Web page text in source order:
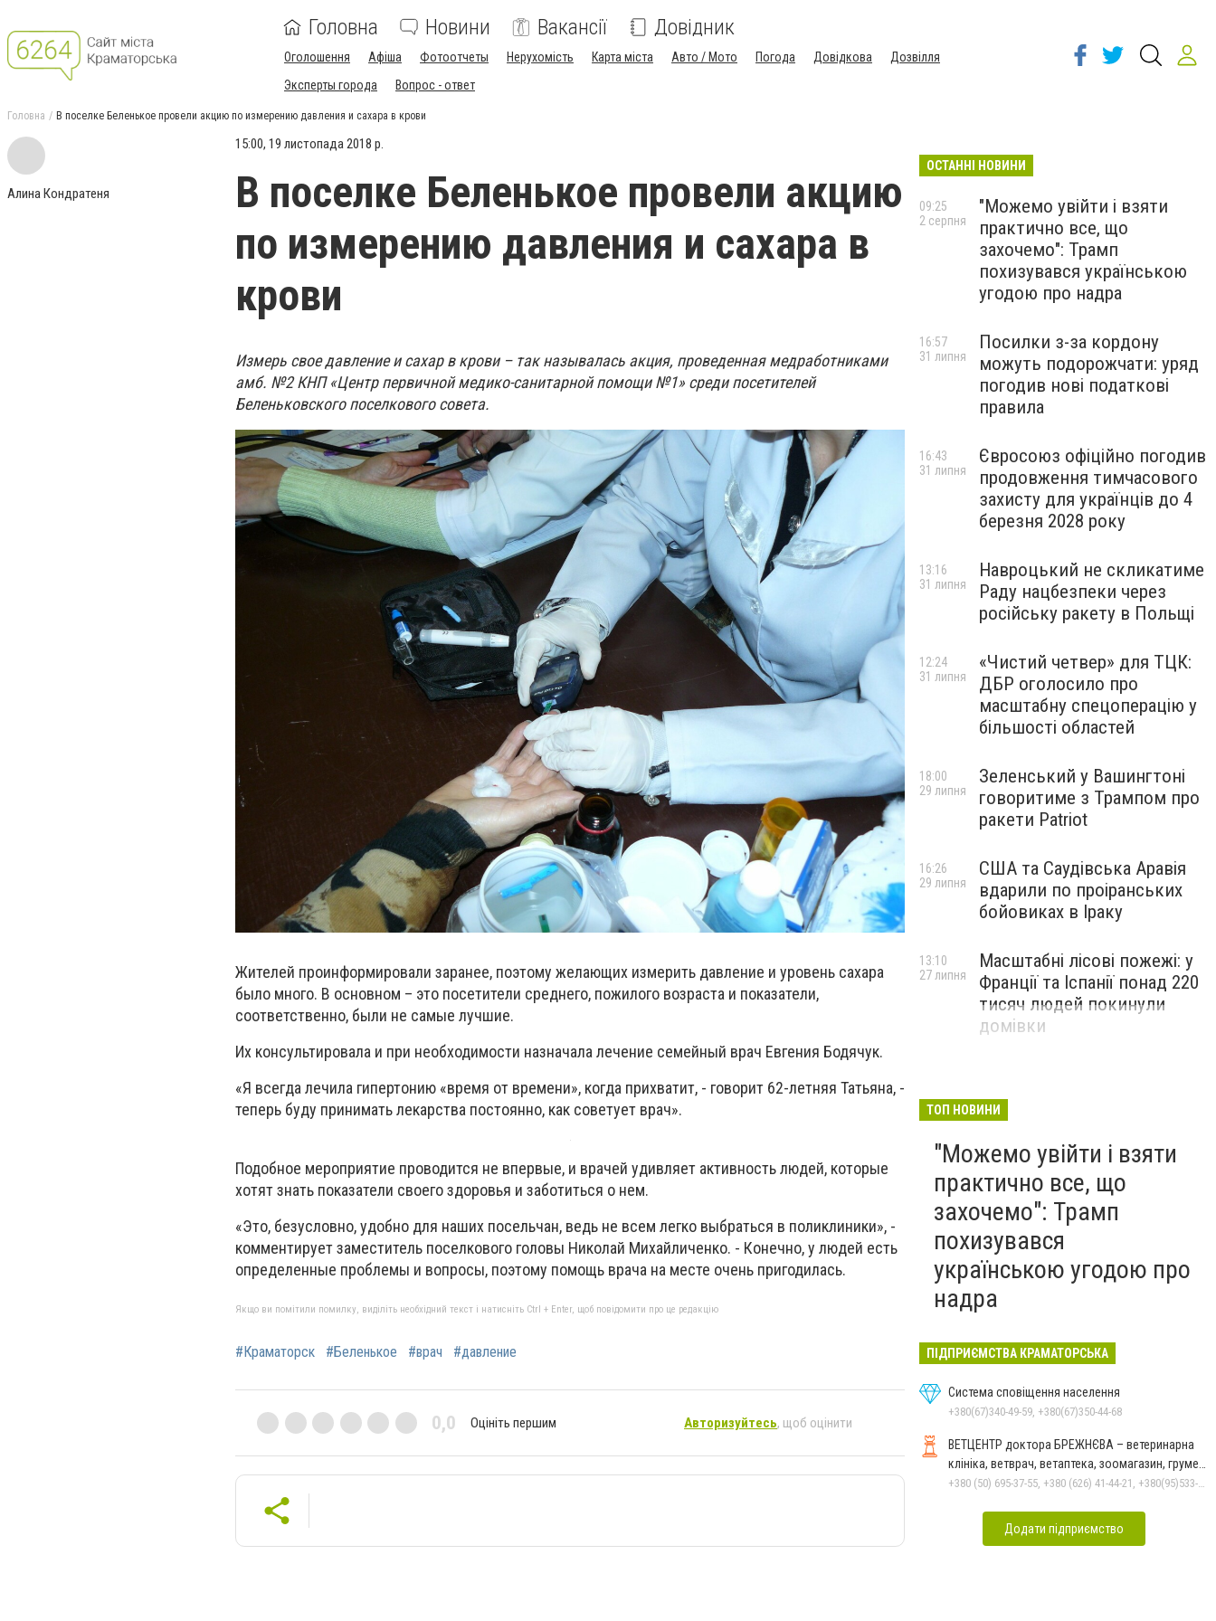
Головна Новини Вакансії Довідник
Оголошення Афіша Фотоотчеты Нерухомість Карта міста Авто / Мото Погода Довідкова
Дозвілля
Эксперты города
Вопрос - ответ
Головна В поселке Беленькое провели акцию по измерению давления и сахара в крови
Алина Кондратеня
15:00, 19 листопада 2018 р.
В поселке Беленькое провели акцию
по измерению давления и сахара в
крови
Измерь свое давление и сахар в крови – так называлась акция, проведенная медработниками
амб. №2 КНП «Центр первичной медико-санитарной помощи №1» среди посетителей
Беленьковского поселкового совета.
Жителей проинформировали заранее, поэтому желающих измерить давление и уровень сахара
было много. В основном – это посетители среднего, пожилого возраста и показатели,
соответственно, были не самые лучшие.
Их консультировала и при необходимости назначала лечение семейный врач Евгения Бодячук.
«Я всегда лечила гипертонию «время от времени», когда прихватит, - говорит 62-летняя Татьяна, -
теперь буду принимать лекарства постоянно, как советует врач».
Подобное мероприятие проводится не впервые, и врачей удивляет активность людей, которые
хотят знать показатели своего здоровья и заботиться о нем.
«Это, безусловно, удобно для наших посельчан, ведь не всем легко выбраться в поликлиники», -
комментирует заместитель поселкового головы Николай Михайличенко. - Конечно, у людей есть
определенные проблемы и вопросы, поэтому помощь врача на месте очень пригодилась.
Якщо ви помітили помилку, виділіть необхідний текст і натисніть Ctrl + Enter, щоб повідомити про це редакцію
#Краматорск #Беленькое #врач #давление
0,0 Оцініть першим Авторизуйтесь, щоб оцінити
ОСТАННІ НОВИНИ
"Можемо увійти і взяти
практично все, що
захочемо": Трамп
похизувався українською
угодою про надра
09:25
2 серпня
Посилки з-за кордону
можуть подорожчати: уряд
погодив нові податкові
правила
16:57
31 липня
Євросоюз офіційно погодив
продовження тимчасового
захисту для українців до 4
березня 2028 року
16:43
31 липня
Навроцький не скликатиме
Раду нацбезпеки через
російську ракету в Польщі
13:16
31 липня
«Чистий четвер» для ТЦК:
ДБР оголосило про
масштабну спецоперацію у
більшості областей
12:24
31 липня
Зеленський у Вашингтоні
говоритиме з Трампом про
ракети Patriot
18:00
29 липня
США та Саудівська Аравія
вдарили по проіранських
бойовиках в Іраку
16:26
29 липня
Масштабні лісові пожежі: у
Франції та Іспанії понад 220
тисяч людей покинули
домівки
13:10
27 липня
ТОП НОВИНИ
"Можемо увійти і взяти
практично все, що
захочемо": Трамп
похизувався
українською угодою про
надра
ПІДПРИЄМСТВА КРАМАТОРСЬКА
Система сповіщення населення
+380(67)340-49-59, +380(67)350-44-68
ВЕТЦЕНТР доктора БРЕЖНЄВА – ветеринарна
клініка, ветврач, ветаптека, зоомагазин, грумер,
стрижки.
+380 (50) 695-37-55, +380 (626) 41-44-21, +380(95)533-90-03
Додати підприємство